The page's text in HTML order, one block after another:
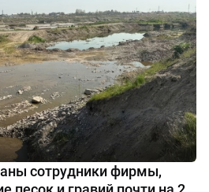
сотрудники фирмы,